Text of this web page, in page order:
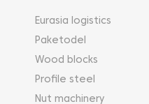
Eurasia logistics
Paketodel
Wood blocks
Profile steel
Nut machinery